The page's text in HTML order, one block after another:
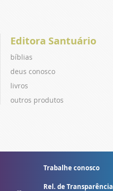
Editora Santuário
bíblias
deus conosco
livros
outros produtos
Trabalhe conosco
Rel. de Transparência